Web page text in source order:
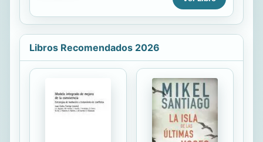
abdicación del zar, ya no tiene
grandes pretensiones para su
pequeño Alexis, más allá de una vida
de menos a su amigo Rasputin, el
hombre que más la comprendió
después de su amado Nikki. En su
última morada y sin más que hacer
que esperar su liberación, Alejandra
satisface la curiosidad de sus hijas
por su pasado. De esa manera
reconstruye una vida marcada por la
Libros Recomendados 2026